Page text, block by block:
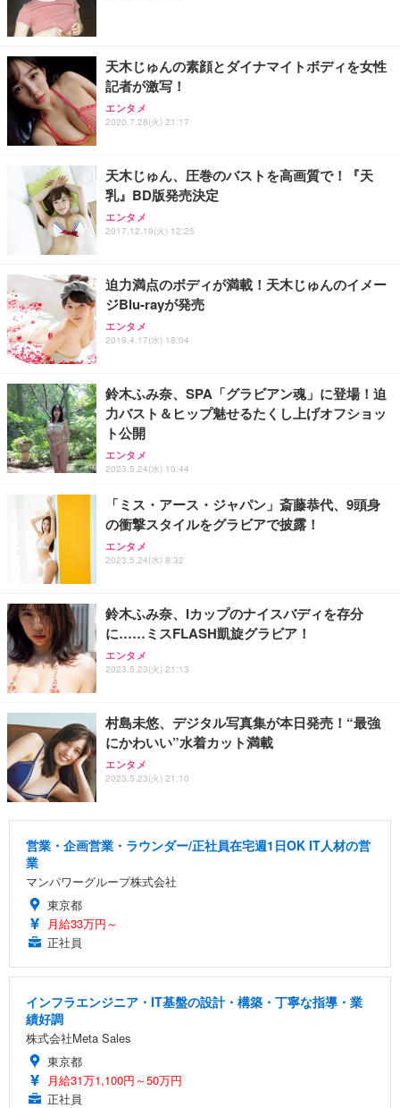
天木じゅんの素顔とダイナマイトボディを女性
記者が激写！
エンタメ
2020.7.28(火) 21:17
天木じゅん、圧巻のバストを高画質で！『天
乳』BD版発売決定
エンタメ
2017.12.19(火) 12:25
迫力満点のボディが満載！天木じゅんのイメー
ジBlu-rayが発売
エンタメ
2019.4.17(水) 18:04
鈴木ふみ奈、SPA「グラビアン魂」に登場！迫
力バスト＆ヒップ魅せるたくし上げオフショッ
ト公開
エンタメ
2023.5.24(水) 10:44
「ミス・アース・ジャパン」斎藤恭代、9頭身
の衝撃スタイルをグラビアで披露！
エンタメ
2023.5.24(水) 8:32
鈴木ふみ奈、Iカップのナイスバディを存分
に……ミスFLASH凱旋グラビア！
エンタメ
2023.5.23(火) 21:13
村島未悠、デジタル写真集が本日発売！“最強
にかわいい”水着カット満載
エンタメ
2023.5.23(火) 21:10
営業・企画営業・ラウンダー/正社員在宅週1日OK IT人材の営
業
マンパワーグループ株式会社
東京都
月給33万円～
正社員
インフラエンジニア・IT基盤の設計・構築・丁寧な指導・業
績好調
株式会社Meta Sales
東京都
月給31万1,100円～50万円
正社員